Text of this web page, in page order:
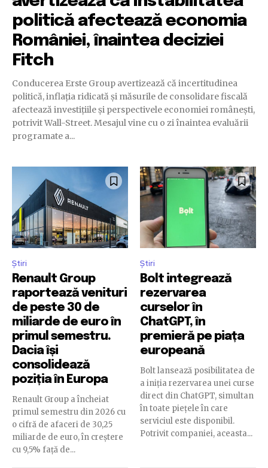
politică afectează economia
României, înaintea deciziei
Fitch
Conducerea Erste Group avertizează că incertitudinea
politică, inflația ridicată și măsurile de consolidare fiscală
afectează investițiile și perspectivele economiei românești,
potrivit Wall-Street. Mesajul vine cu o zi înaintea evaluării
programate a...
Știri
Renault Group
raportează venituri
de peste 30 de
miliarde de euro în
primul semestru.
Dacia își
consolidează
poziția în Europa
Renault Group a încheiat
primul semestru din 2026 cu
o cifră de afaceri de 30,25
miliarde de euro, în creștere
cu 9,5% față de...
Știri
Bolt integrează
rezervarea
curselor în
ChatGPT, în
premieră pe piața
europeană
Bolt lansează posibilitatea de
a iniția rezervarea unei curse
direct din ChatGPT, simultan
în toate piețele în care
serviciul este disponibil.
Potrivit companiei, aceasta...